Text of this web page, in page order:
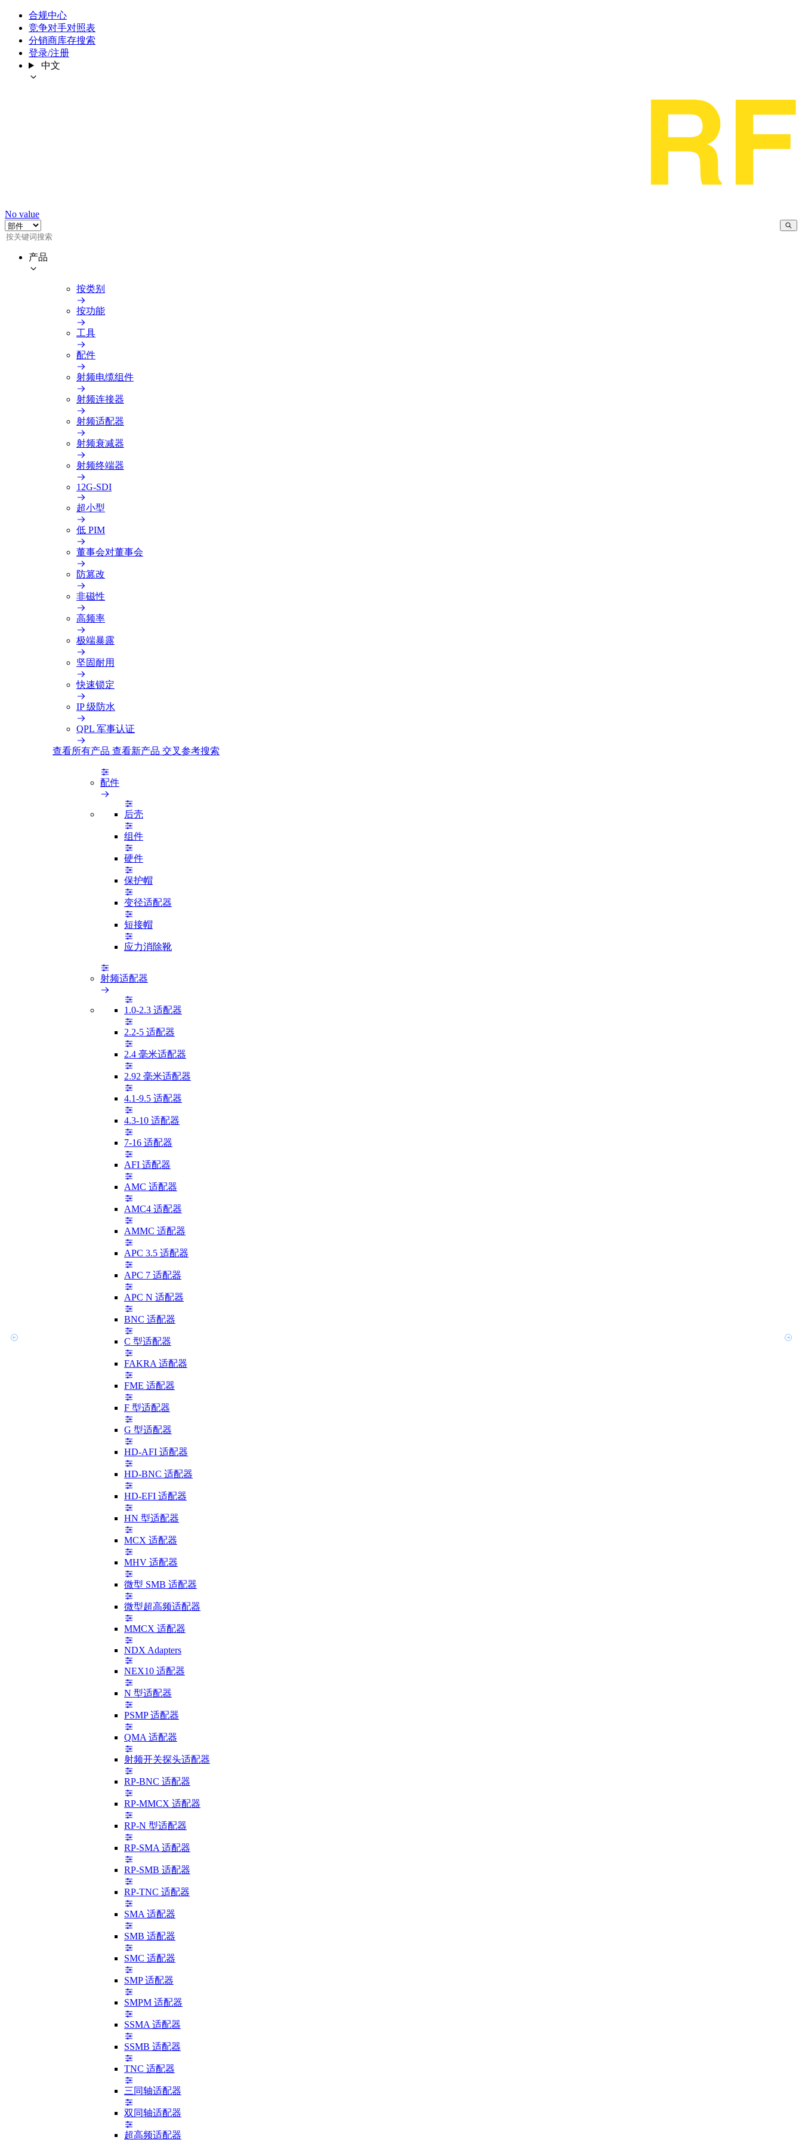
合规中心
竞争对手对照表
分销商库存搜索
登录/注册
中文
No value
产品
按类别
按功能
工具
配件
射频电缆组件
射频连接器
射频适配器
射频衰减器
射频终端器
12G-SDI
超小型
低 PIM
董事会对董事会
防篡改
非磁性
高频率
极端暴露
坚固耐用
快速锁定
IP 级防水
QPL 军事认证
查看所有产品 查看新产品 交叉参考搜索
配件
后壳
组件
硬件
保护帽
变径适配器
短接帽
应力消除靴
射频适配器
1.0-2.3 适配器
2.2-5 适配器
2.4 毫米适配器
2.92 毫米适配器
4.1-9.5 适配器
4.3-10 适配器
7-16 适配器
AFI 适配器
AMC 适配器
AMC4 适配器
AMMC 适配器
APC 3.5 适配器
APC 7 适配器
APC N 适配器
BNC 适配器
C 型适配器
FAKRA 适配器
FME 适配器
F 型适配器
G 型适配器
HD-AFI 适配器
HD-BNC 适配器
HD-EFI 适配器
HN 型适配器
MCX 适配器
MHV 适配器
微型 SMB 适配器
微型超高频适配器
MMCX 适配器
NDX Adapters
NEX10 适配器
N 型适配器
PSMP 适配器
QMA 适配器
射频开关探头适配器
RP-BNC 适配器
RP-MMCX 适配器
RP-N 型适配器
RP-SMA 适配器
RP-SMB 适配器
RP-TNC 适配器
SMA 适配器
SMB 适配器
SMC 适配器
SMP 适配器
SMPM 适配器
SSMA 适配器
SSMB 适配器
TNC 适配器
三同轴适配器
双同轴适配器
超高频适配器